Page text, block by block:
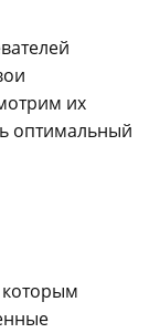
их
оптимальный